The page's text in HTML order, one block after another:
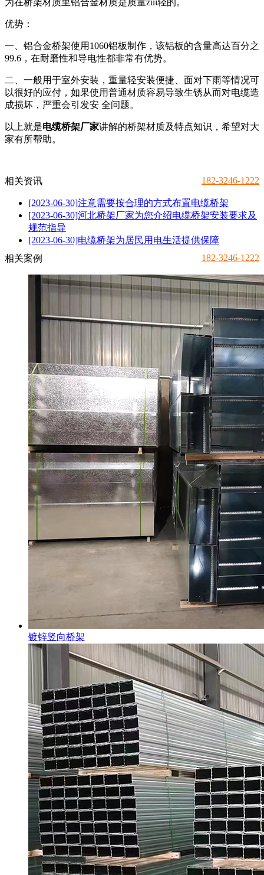
优势：
一、铝合金桥架使用1060铝板制作，该铝板的含量高达百分之
99.6，在耐磨性和导电性都非常有优势。
二、一般用于室外安装，重量轻安装便捷、面对下雨等情况可
以很好的应付，如果使用普通材质容易导致生锈从而对电缆造
成损坏，严重会引发安 全问题。
以上就是电缆桥架厂家讲解的桥架材质及特点知识，希望对大
家有所帮助。
182-3246-1222
相关资讯
[2023-06-30]注意需要按合理的方式布置电缆桥架
[2023-06-30]河北桥架厂家为您介绍电缆桥架安装要求及
规范指导
[2023-06-30]电缆桥架为居民用电生活提供保障
182-3246-1222
相关案例
镀锌竖向桥架